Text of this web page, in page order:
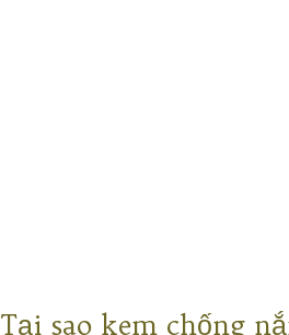
Tại sao kem chống